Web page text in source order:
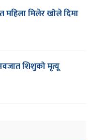
महिला मिलेर खोले दिमा
शिशुको मृत्यू